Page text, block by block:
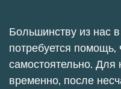
Большинству из нас
потребуется помощь,
самостоятельно. Для
временно, после